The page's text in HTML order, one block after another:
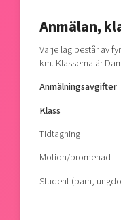
Anmälan,
Varje lag består av
km. Klasserna är
Anmälningsavgifter
Klass t.o.m
Tidtagning
Motion/
Student (barn,